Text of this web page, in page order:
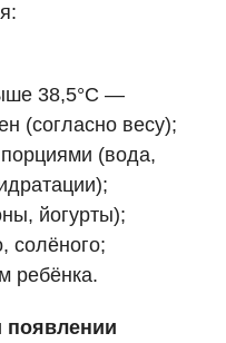
38,5°C —
(согласно весу);
(вода,
йогурты);
солёного;
ребёнка.
появлении